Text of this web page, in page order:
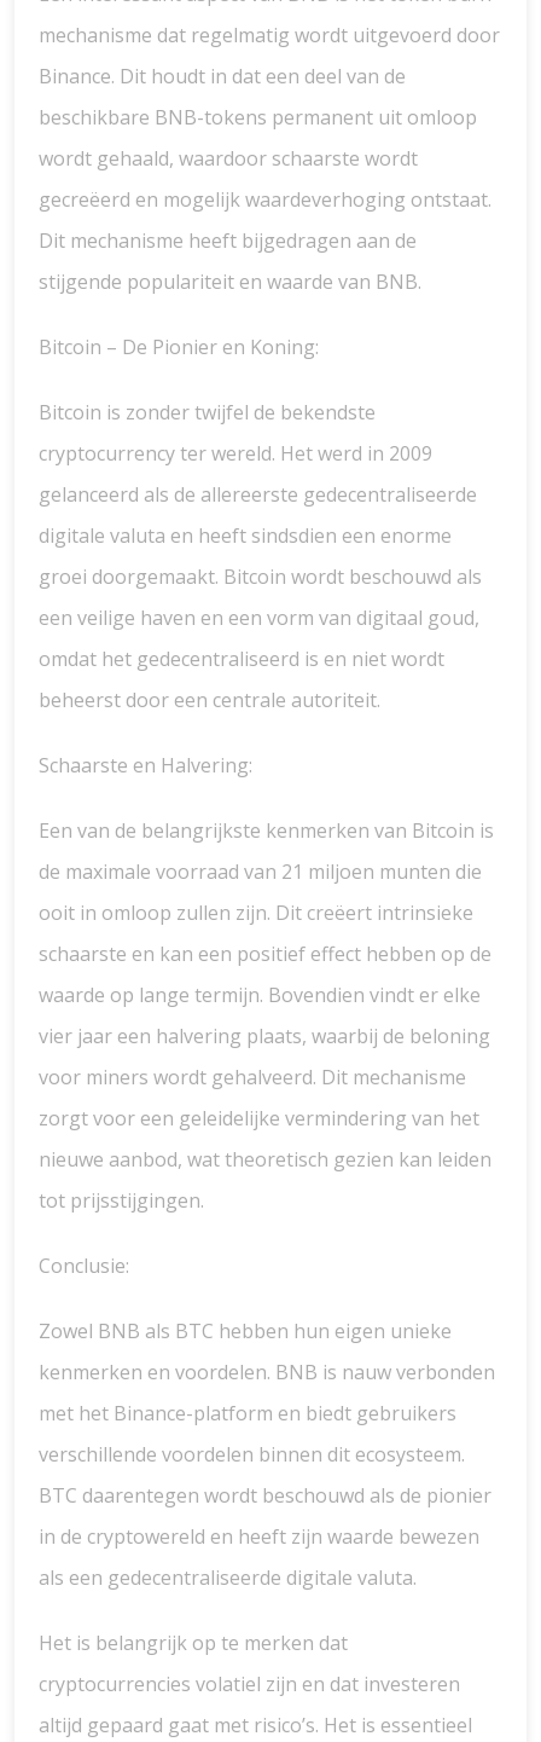
mechanisme dat regelmatig wordt uitgevoerd door
Binance. Dit houdt in dat een deel van de
beschikbare BNB-tokens permanent uit omloop
wordt gehaald, waardoor schaarste wordt
gecreëerd en mogelijk waardeverhoging ontstaat.
Dit mechanisme heeft bijgedragen aan de
stijgende populariteit en waarde van BNB.
Bitcoin – De Pionier en Koning:
Bitcoin is zonder twijfel de bekendste
cryptocurrency ter wereld. Het werd in 2009
gelanceerd als de allereerste gedecentraliseerde
digitale valuta en heeft sindsdien een enorme
groei doorgemaakt. Bitcoin wordt beschouwd als
een veilige haven en een vorm van digitaal goud,
omdat het gedecentraliseerd is en niet wordt
beheerst door een centrale autoriteit.
Schaarste en Halvering:
Een van de belangrijkste kenmerken van Bitcoin is
de maximale voorraad van 21 miljoen munten die
ooit in omloop zullen zijn. Dit creëert intrinsieke
schaarste en kan een positief effect hebben op de
waarde op lange termijn. Bovendien vindt er elke
vier jaar een halvering plaats, waarbij de beloning
voor miners wordt gehalveerd. Dit mechanisme
zorgt voor een geleidelijke vermindering van het
nieuwe aanbod, wat theoretisch gezien kan leiden
tot prijsstijgingen.
Conclusie:
Zowel BNB als BTC hebben hun eigen unieke
kenmerken en voordelen. BNB is nauw verbonden
met het Binance-platform en biedt gebruikers
verschillende voordelen binnen dit ecosysteem.
BTC daarentegen wordt beschouwd als de pionier
in de cryptowereld en heeft zijn waarde bewezen
als een gedecentraliseerde digitale valuta.
Het is belangrijk op te merken dat
cryptocurrencies volatiel zijn en dat investeren
altijd gepaard gaat met risico’s. Het is essentieel